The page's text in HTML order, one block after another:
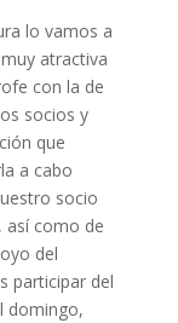
lo vamos a
atractiva
con la de
socios y
que
a cabo
socio
así como de
del
participar del
domingo,